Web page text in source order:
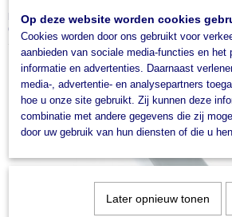
Home> Accessoires>Verlichting> Contour/ pendel
Contourverlichting
Led Breedtelicht LED
Op deze website worden cookies
Cookies worden door ons gebruikt voor
aanbieden van sociale media-functies en het
informatie en advertenties. Daarnaast
media-, advertentie- en analysepartners
hoe u onze site gebruikt. Zij kunnen deze
combinatie met andere gegevens die zij
door uw gebruik van hun diensten of die u
Later opnieuw tonen